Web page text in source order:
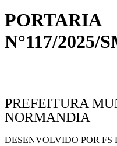
PORTARIA
N°117/2025/
PREFEITURA
NORMANDIA
DESENVOLVIDO POR FS